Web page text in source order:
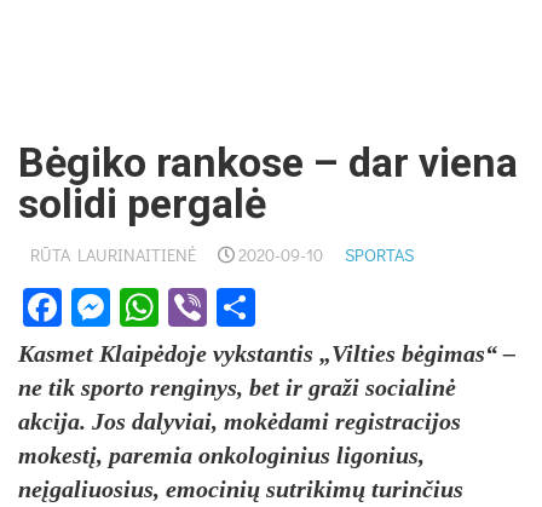
Bėgiko rankose – dar viena
solidi pergalė
RŪTA LAURINAITIENĖ 2020-09-10 SPORTAS
Facebook
Messenger
WhatsApp
Viber
Kasmet Klaipėdoje vykstantis „Vilties bėgimas“ –
ne tik sporto renginys, bet ir graži socialinė
akcija. Jos dalyviai, mokėdami registracijos
mokestį, paremia onkologinius ligonius,
neįgaliuosius, emocinių sutrikimų turinčius